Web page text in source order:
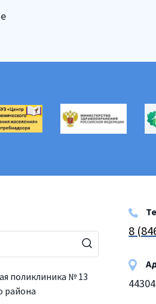
поликлиника № 13
района
8